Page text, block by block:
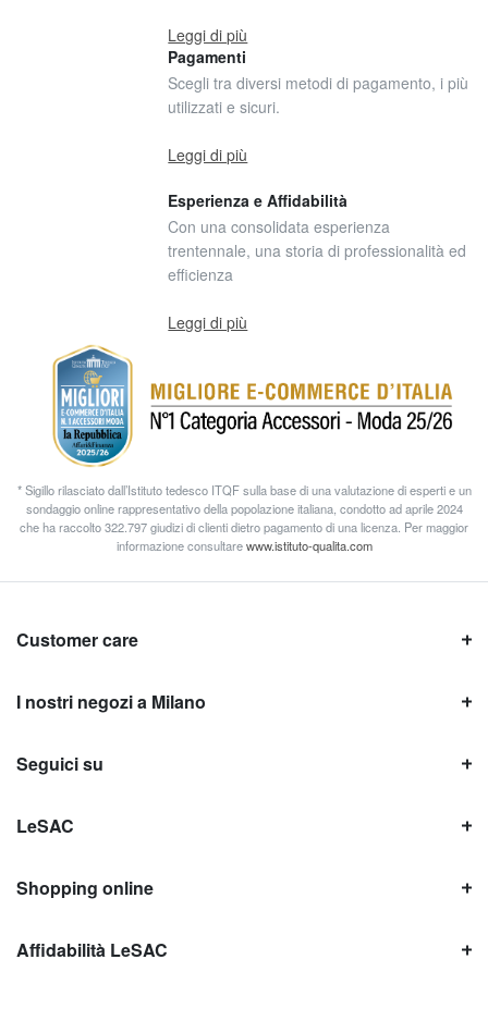
Leggi di più
Pagamenti
Scegli tra diversi metodi di pagamento, i più
utilizzati e sicuri.
Leggi di più
Esperienza e Affidabilità
Con una consolidata esperienza
trentennale, una storia di professionalità ed
efficienza
Leggi di più
* Sigillo rilasciato dall’Istituto tedesco ITQF sulla base di una valutazione di esperti e un
sondaggio online rappresentativo della popolazione italiana, condotto ad aprile 2024
che ha raccolto 322.797 giudizi di clienti dietro pagamento di una licenza. Per maggior
informazione consultarewww.istituto-qualita.com
Customer care
I nostri negozi a Milano
Seguici su
LeSAC
Shopping online
Affidabilità LeSAC